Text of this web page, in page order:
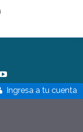
Ingresa a tu cuenta